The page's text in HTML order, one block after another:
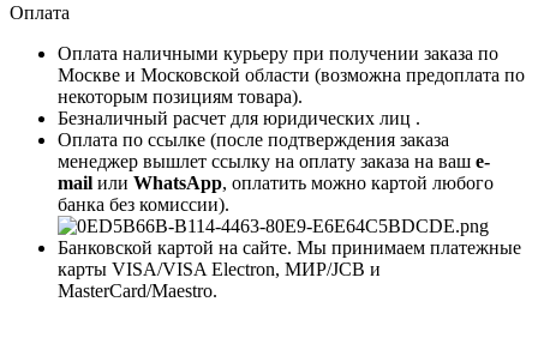
Оплата
Оплата наличными курьеру при получении заказа по
Москве и Московской области (возможна предоплата по
некоторым позициям товара).
Безналичный расчет для юридических лиц .
Оплата по ссылке (после подтверждения заказа
менеджер вышлет ссылку на оплату заказа на ваш e-
mail или WhatsApp, оплатить можно картой любого
банка без комиссии).
Банковской картой на сайте. Мы принимаем платежные
карты VISA/VISA Electron, МИР/JCB и
MasterCard/Maestro.